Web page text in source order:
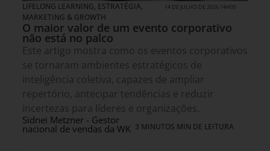
LIFELONG LEARNING, ESTRATÉGIA,
MARKETING & GROWTH
14 DE JULHO DE 2026 14H00
O maior valor de um evento corporativo
não está no palco
Este artigo mostra como os eventos corporativos
se tornaram ambientes estratégicos de
inteligência coletiva, capazes de ampliar
repertório, antecipar tendências e reduzir
incertezas para líderes e organizações.
Sidnei Metzner - Gestor
nacional de vendas da WK 3 MINUTOS MIN DE LEITURA